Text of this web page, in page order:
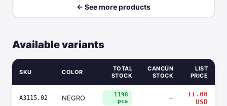
← See more products
Available variants
SKU COLOR
TOTAL
STOCK
CANCÚN
STOCK
LIST
PRICE
A3115.02 NEGRO
1198
pcs
—
11.00
USD